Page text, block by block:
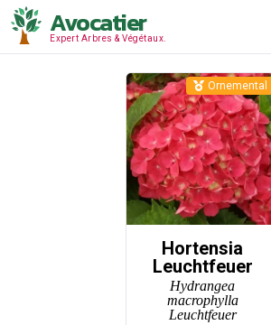
Avocatier
Expert Arbres & Végétaux.
Hortensia
Leuchtfeuer
Hydrangea
macrophylla
Leuchtfeuer
Ornemental